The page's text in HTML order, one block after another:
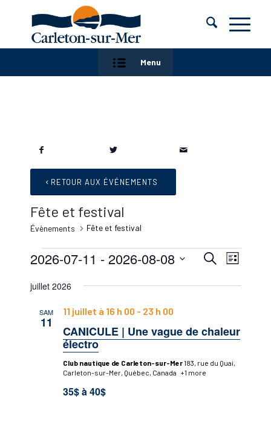
Menu
RETOUR AUX ÉVÉNEMENTS
Fête et festival
Évènements Fête et festival
Évènements
vues
Recherche
de
vues
Liste
2026-07-11 - 2026-08-08
une
juillet 2026
SAM
11
CANICULE | Une vague de chaleur
électro
11 juillet à 16 h 00 - 23 h 00
Club nautique de Carleton-sur-Mer183, rue du Quai,
Carleton-sur-Mer, Québec, Canada +1 more
35$ à 40$